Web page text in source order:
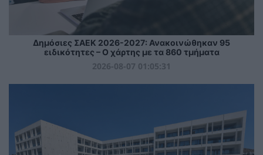
Δημόσιες ΣΑΕΚ 2026-2027: Ανακοινώθηκαν 95
ειδικότητες – Ο χάρτης με τα 860 τμήματα
2026-08-07 01:05:31